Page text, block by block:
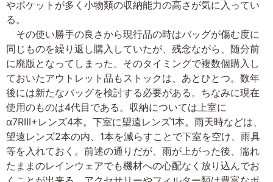
やポケットが多く小物類の収納能力の高さが気に入ってい
る。
その使い勝手の良さから現行品の時はバッグが傷む度に
同じものを繰り返し購入していたが、残念ながら、随分前
に廃版となってしまった。そのタイミングで複数個購入し
ておいたアウトレット品もストックは、あとひとつ。数年
後には新たなバッグを検討する必要がある。ちなみに現在
使用のものは4代目である。収納については上室に
α7RIII+レンズ4本。下室に望遠レンズ1本。雨天時などは、
望遠レンズ2本の内、1本を減らすことで下室を空け、雨具
等を入れておく。前述の通りだが、雨が上がった後、濡れ
たままのレインウェアでも機材への心配なく放り込んでお